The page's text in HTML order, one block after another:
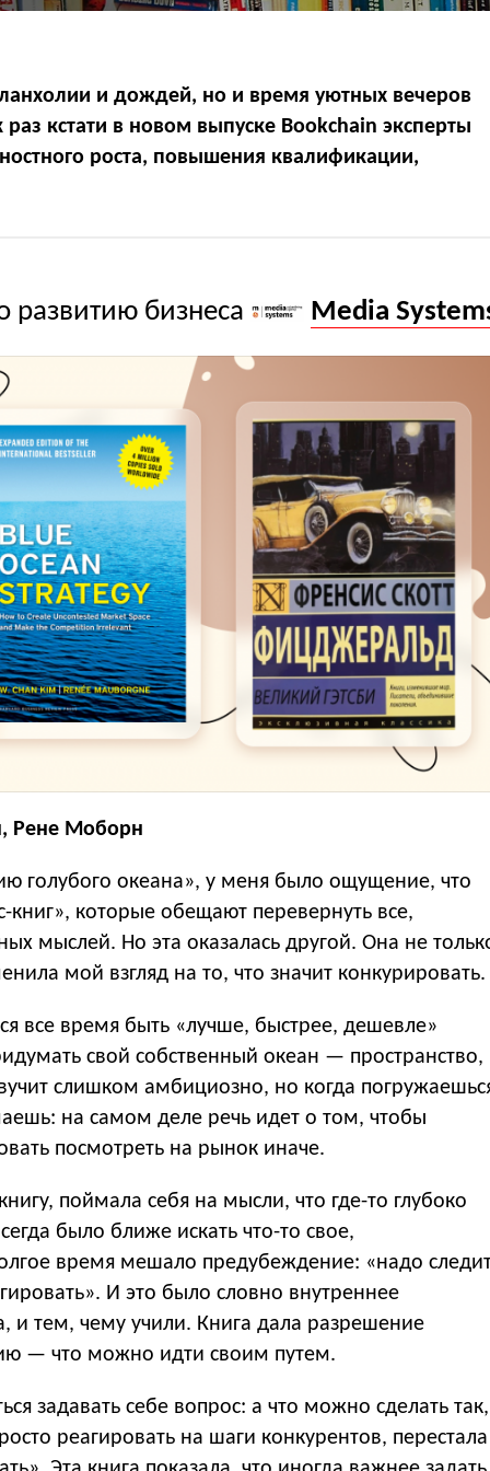
и дождей, но и время уютных вечеров
кстати в новом выпуске Bookchain эксперты
роста, повышения квалификации,
развитию бизнеса Media
Рене Моборн
голубого океана», у меня было ощущение, что
которые обещают перевернуть все,
мыслей. Но эта оказалась другой. Она не
мой взгляд на то, что значит конкурировать.
все время быть «лучше, быстрее, дешевле»
свой собственный океан — пространство,
слишком амбициозно, но когда
на самом деле речь идет о том, чтобы
посмотреть на рынок иначе.
поймала себя на мысли, что где-то глубоко
было ближе искать что-то свое,
время мешало предубеждение: «надо
И это было словно внутреннее
тем, чему учили. Книга дала разрешение
— что можно идти своим путем.
задавать себе вопрос: а что можно сделать так,
реагировать на шаги конкурентов, перестала